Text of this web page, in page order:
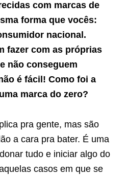
com marcas de
forma que vocês:
nacional.
fazer com as próprias
não conseguem
é fácil! Como foi a
marca do zero?
pra gente, mas são
a cara pra bater. É uma
tudo e iniciar algo do
casos em que se